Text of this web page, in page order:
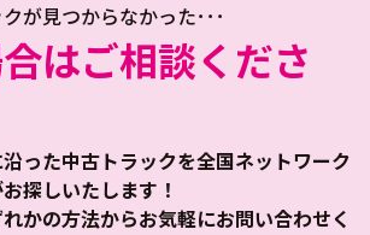
が見つからなかった･･･
はご相談くださ
った中古トラックを全国ネットワーク
探しいたします！
かの方法からお気軽にお問い合わせく